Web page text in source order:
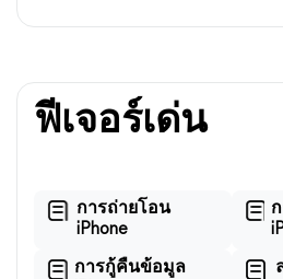
ฟีเจอร์เด่น
การถ่ายโอน
iPhone
การกู้คืนข้อมูล